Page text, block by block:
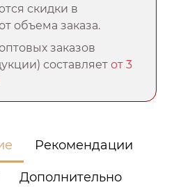
скидки в
объема заказа.
заказов
составляетот 3
Рекомендации
Дополнительно